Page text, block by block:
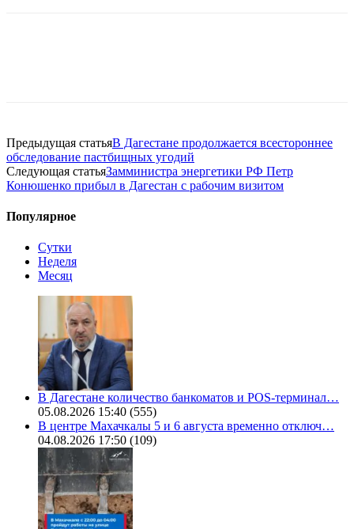
Предыдущая статьяВ Дагестане продолжается всестороннее
обследование пастбищных угодий
Следующая статьяЗамминистра энергетики РФ Петр
Конюшенко прибыл в Дагестан с рабочим визитом
Популярное
Сутки
Неделя
Месяц
В Дагестане количество банкоматов и POS-терминал…
05.08.2026 15:40 (555)
В центре Махачкалы 5 и 6 августа временно отключ…
04.08.2026 17:50 (109)